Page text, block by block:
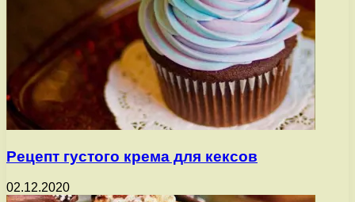
Рецепт густого крема для кексов
02.12.2020